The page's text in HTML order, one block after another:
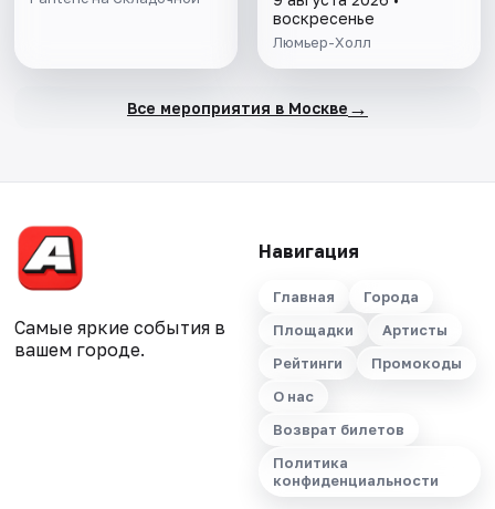
воскресенье
Люмьер-Холл
Все мероприятия в Москве →
Самые яркие события в
вашем городе.
Навигация
Главная
Города
Площадки
Артисты
Рейтинги
Промокоды
О нас
Возврат билетов
Политика
конфиденциальности